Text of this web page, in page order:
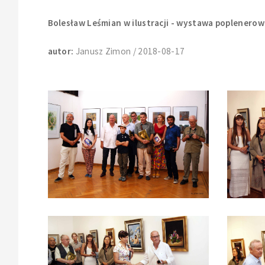
Bolesław Leśmian w ilustracji - wystawa
autor: Janusz Zimon / 2018-08-17